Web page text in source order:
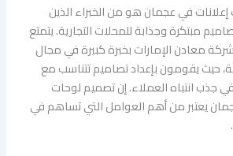
في عجمان هو من الخبراء الذين
مبتكرة وجذابة للمحلات التجارية. يتمتع
معادن الإمارات بخبرة كبيرة في مجال
حيث يقومون بإعداد تصاميم تتناسب مع
جذب انتباه العملاء. إن تصميم لوحات
يعتبر من أهم العوامل التي تساهم في